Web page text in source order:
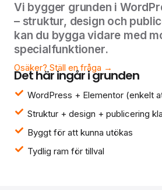
Vi bygger grunden i
– struktur, design och
kan du bygga vidare med
specialfunktioner.
Osäker? Ställ en fråga →
Det här ingår i grunden
WordPress + Elementor (enkelt
Struktur + design + publicering
Byggt för att kunna utökas
Tydlig ram för tillval